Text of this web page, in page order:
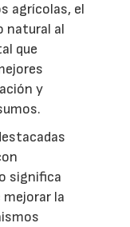
agrícolas, el
natural al
que
y
significa
la